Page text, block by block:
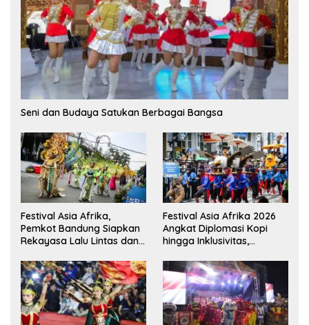
Seni dan Budaya Satukan Berbagai Bangsa
Festival Asia Afrika,
Pemkot Bandung Siapkan
Rekayasa Lalu Lintas dan
Festival Asia Afrika 2026
Angkat Diplomasi Kopi
hingga Inklusivitas,
Duta Besar